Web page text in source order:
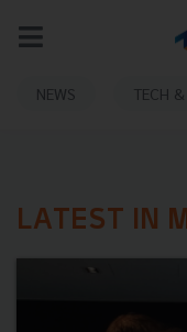
NEWS TECH
LATEST IN